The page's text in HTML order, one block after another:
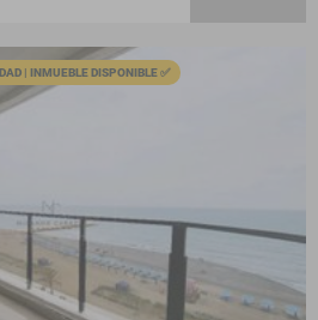
| INMUEBLE DISPONIBLE ✅
VER DETALLES